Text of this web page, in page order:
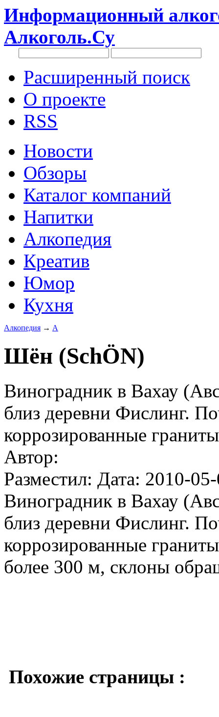
Информационный
Алкоголь.Су
Расширенный поиск
О проекте
RSS
Новости
Обзоры
Каталог компаний
Напитки
Алкопедия
Креатив
Юмор
Кухня
Алкопедия → А
Шён (SchÖN)
Виноградник в Вахау
близ деревни Фислинг.
коррозированные
Автор:
Разместил: Дата: 2010-
Виноградник в Вахау
близ деревни Фислинг.
коррозированные
более 300 м, склоны
Похожие страницы :